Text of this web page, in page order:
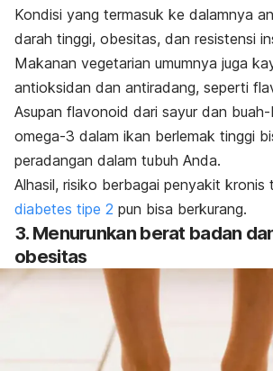
Kondisi yang termasuk ke dalamnya
darah tinggi, obesitas, dan resistensi
Makanan vegetarian umumnya juga
antioksidan dan antiradang, seperti
Asupan flavonoid dari sayur dan
omega-3 dalam ikan berlemak tinggi
peradangan dalam tubuh Anda.
Alhasil, risiko berbagai penyakit kronis
diabetes tipe 2 pun bisa berkurang.
3. Menurunkan berat badan
obesitas